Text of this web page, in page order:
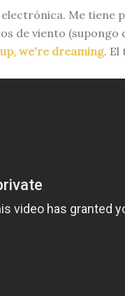
Me tiene
de viento (supongo
we're dreaming. El